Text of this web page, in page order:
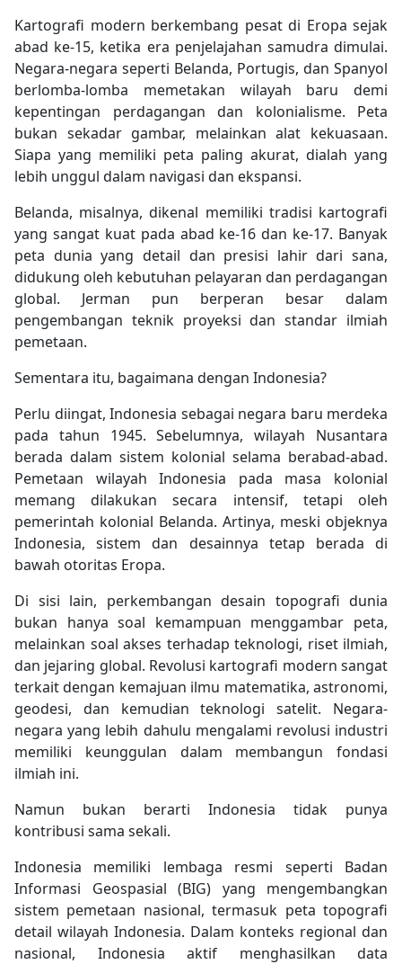
Kartografi modern berkembang pesat di Eropa sejak
abad ke-15, ketika era penjelajahan samudra dimulai.
Negara-negara seperti Belanda, Portugis, dan Spanyol
berlomba-lomba memetakan wilayah baru demi
kepentingan perdagangan dan kolonialisme. Peta
bukan sekadar gambar, melainkan alat kekuasaan.
Siapa yang memiliki peta paling akurat, dialah yang
lebih unggul dalam navigasi dan ekspansi.
Belanda, misalnya, dikenal memiliki tradisi kartografi
yang sangat kuat pada abad ke-16 dan ke-17. Banyak
peta dunia yang detail dan presisi lahir dari sana,
didukung oleh kebutuhan pelayaran dan perdagangan
global. Jerman pun berperan besar dalam
pengembangan teknik proyeksi dan standar ilmiah
pemetaan.
Sementara itu, bagaimana dengan Indonesia?
Perlu diingat, Indonesia sebagai negara baru merdeka
pada tahun 1945. Sebelumnya, wilayah Nusantara
berada dalam sistem kolonial selama berabad-abad.
Pemetaan wilayah Indonesia pada masa kolonial
memang dilakukan secara intensif, tetapi oleh
pemerintah kolonial Belanda. Artinya, meski objeknya
Indonesia, sistem dan desainnya tetap berada di
bawah otoritas Eropa.
Di sisi lain, perkembangan desain topografi dunia
bukan hanya soal kemampuan menggambar peta,
melainkan soal akses terhadap teknologi, riset ilmiah,
dan jejaring global. Revolusi kartografi modern sangat
terkait dengan kemajuan ilmu matematika, astronomi,
geodesi, dan kemudian teknologi satelit. Negara-
negara yang lebih dahulu mengalami revolusi industri
memiliki keunggulan dalam membangun fondasi
ilmiah ini.
Namun bukan berarti Indonesia tidak punya
kontribusi sama sekali.
Indonesia memiliki lembaga resmi seperti Badan
Informasi Geospasial (BIG) yang mengembangkan
sistem pemetaan nasional, termasuk peta topografi
detail wilayah Indonesia. Dalam konteks regional dan
nasional, Indonesia aktif menghasilkan data